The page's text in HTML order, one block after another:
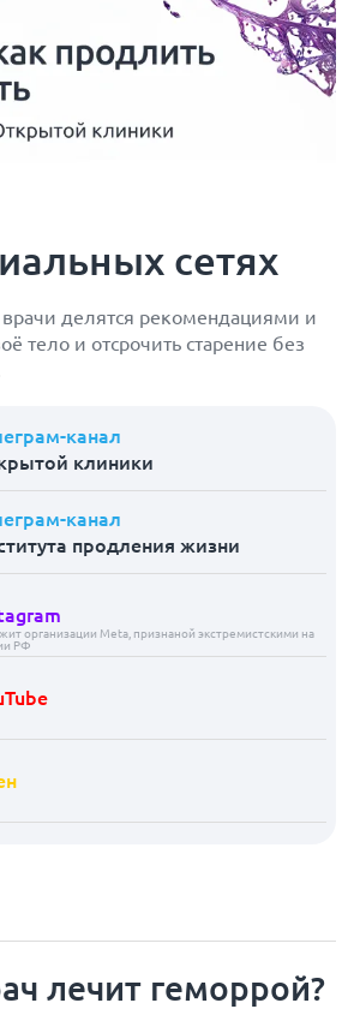
сетях
делятся рекомендациями и
тело и отсрочить старение без
канал
клиники
канал
продления жизни
организации Meta, признаной экстремистскими на
РФ
лечит геморрой?